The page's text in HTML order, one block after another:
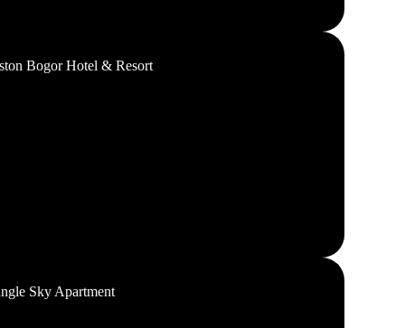
Bogor Hotel & Resort
Sky Apartment